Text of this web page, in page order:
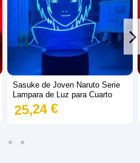
Sasuke de Joven Naruto Serie
Lampara de Luz para Cuarto
25,24 €